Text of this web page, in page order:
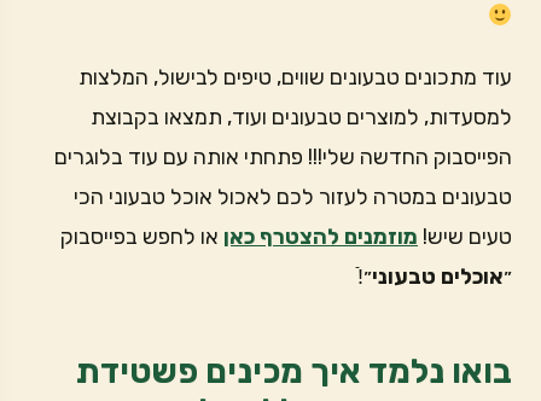
עוד מתכונים טבעונים שווים, טיפים לבישול, המלצות
למסעדות, למוצרים טבעונים ועוד, תמצאו בקבוצת
הפייסבוק החדשה שלי!!! פתחתי אותה עם עוד בלוגרים
טבעונים במטרה לעזור לכם לאכול אוכל טבעוני הכי
טעים שיש! מוזמנים להצטרף כאן או לחפש בפייסבוק
״אוכלים טבעוני״!ֿ
בואו נלמד איך מכינים פשטידת